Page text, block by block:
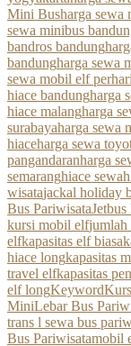
Mini Busharga sewa
sewa minibus
bandros bandung
bandungharga sewa
sewa mobil elf
hiace bandungharga
hiace malangharga
surabayaharga sewa
hiaceharga sewa
pangandaranharga
semaranghiace sewa
wisatajackal holiday
Bus Pariwisata
kursi mobil elfjumlah
elfkapasitas elf biasa
hiace longkapasitas
travel elfkapasitas
elf longKeyword
MiniLebar Bus
trans l sewa bus
Bus Pariwisatamobil